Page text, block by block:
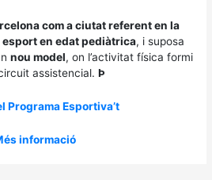
com a ciutat referent en la
en edat pediàtrica, i suposa
nou model, on l’activitat física formi
assistencial.Þ
Programa Esportiva’t
informació